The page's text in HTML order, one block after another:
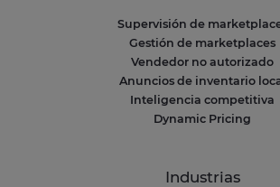
Supervisión de
Gestión de marketplaces
Vendedor no autorizado
Anuncios de inventario
Inteligencia competitiva
Dynamic Pricing
Industrias